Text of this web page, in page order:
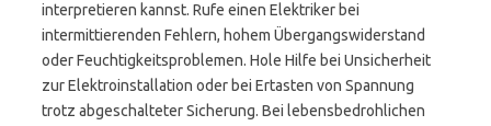
interpretieren kannst. Rufe einen Elektriker bei
intermittierenden Fehlern, hohem Übergangswiderstand
oder Feuchtigkeitsproblemen. Hole Hilfe bei Unsicherheit
zur Elektroinstallation oder bei Ertasten von Spannung
trotz abgeschalteter Sicherung. Bei lebensbedrohlichen